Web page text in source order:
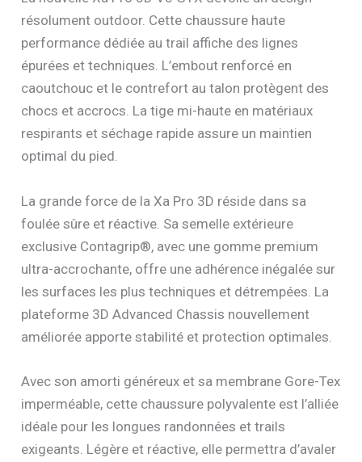
résolument outdoor. Cette chaussure haute
performance dédiée au trail affiche des lignes
épurées et techniques. L’embout renforcé en
caoutchouc et le contrefort au talon protègent des
chocs et accrocs. La tige mi-haute en matériaux
respirants et séchage rapide assure un maintien
optimal du pied.
La grande force de la Xa Pro 3D réside dans sa
foulée sûre et réactive. Sa semelle extérieure
exclusive Contagrip®, avec une gomme premium
ultra-accrochante, offre une adhérence inégalée sur
les surfaces les plus techniques et détrempées. La
plateforme 3D Advanced Chassis nouvellement
améliorée apporte stabilité et protection optimales.
Avec son amorti généreux et sa membrane Gore-Tex
imperméable, cette chaussure polyvalente est l’alliée
idéale pour les longues randonnées et trails
exigeants. Légère et réactive, elle permettra d’avaler